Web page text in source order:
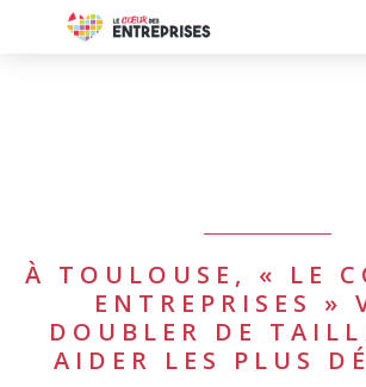
À TOULOUSE, « LE
ENTREPRISES »
DOUBLER DE
AIDER LES PLUS